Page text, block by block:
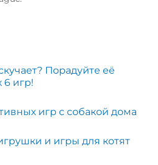
Порадуйте её
6 игр!
игр c собакой дома
и игры для котят